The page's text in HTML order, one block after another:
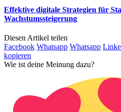
Effektive digitale Strategien für
Wachstumssteigerung
Diesen Artikel teilen
Facebook Whatsapp Whatsapp
kopieren
Wie ist deine Meinung dazu?